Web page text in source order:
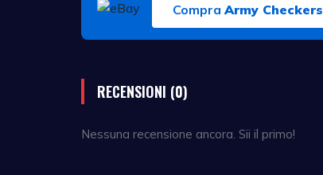
Compra Army Checkers
RECENSIONI (0)
Nessuna recensione ancora. Sii il primo!